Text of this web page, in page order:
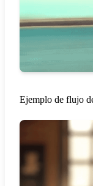
Ejemplo de flujo